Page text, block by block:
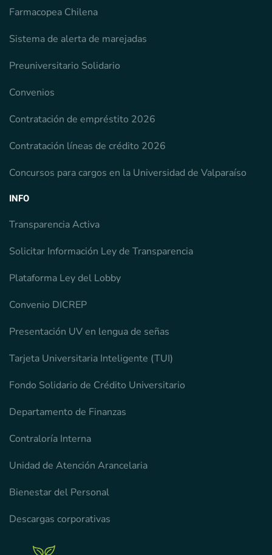
Farmacopea Chilena
Sistema de alerta de marejadas
Preuniversitario Solidario
Convenios
Contratación de empréstito 2026
Contratación líneas de crédito 2026
Concursos para cargos en la Universidad de Valparaíso
INFO
Transparencia Activa
Solicitar Información Ley de Transparencia
Plataforma Ley del Lobby
Convenio DICREP
Presentación UV en lengua de señas
Tarjeta Universitaria Inteligente (TUI)
Fondo Solidario de Crédito Universitario
Departamento de Finanzas
Contraloría Interna
Unidad de Atención Arancelaria
Bienestar del Personal
Descargas corporativas